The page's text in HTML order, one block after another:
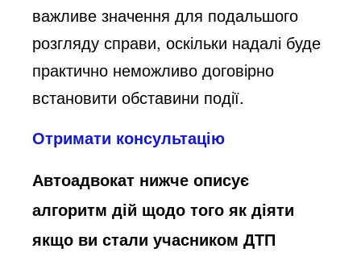
важливе значення для подальшого
розгляду справи, оскільки надалі буде
практично неможливо договірно
встановити обставини події.
Отримати консультацію
Автоадвокат нижче описує
алгоритм дій щодо того як діяти
якщо ви стали учасником ДТП